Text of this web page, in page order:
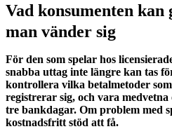
Vad konsumenten kan
man vänder sig
För den som spelar hos
snabba uttag inte längre kan tas
kontrollera vilka betalmetoder
registrerar sig, och vara
tre bankdagar. Om problem med
kostnadsfritt stöd att få.